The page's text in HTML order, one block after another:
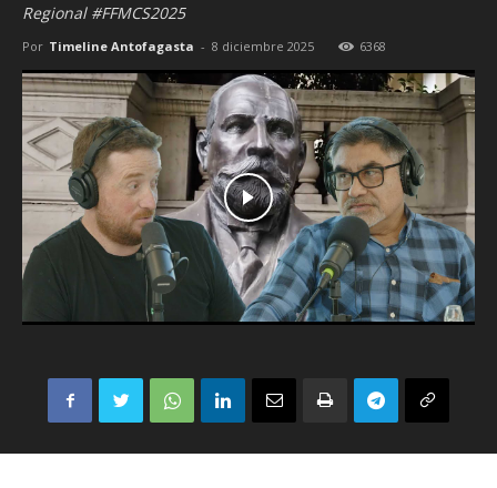
Regional #FFMCS2025
Por Timeline Antofagasta - 8 diciembre 2025 6368